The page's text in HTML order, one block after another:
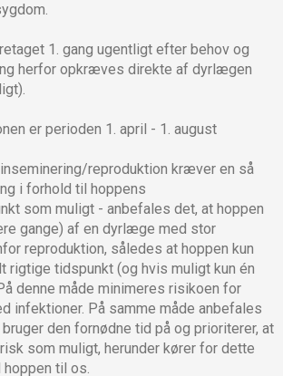
1. gang ugentligt efter behov og
herfor opkræves direkte af dyrlægen
er perioden 1. april - 1. august
reproduktion kræver en så
i forhold til hoppens
som muligt - anbefales det, at hoppen
gange) af en dyrlæge med stor
reproduktion, således at hoppen kun
rigtige tidspunkt (og hvis muligt kun én
denne måde minimeres risikoen for
infektioner. På samme måde anbefales
den fornødne tid på og prioriterer, at
som muligt, herunder kører for dette
til os.